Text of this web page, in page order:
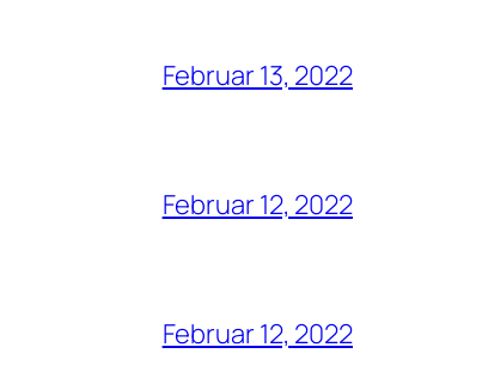
Februar 13, 2022
Februar 12, 2022
Februar 12, 2022